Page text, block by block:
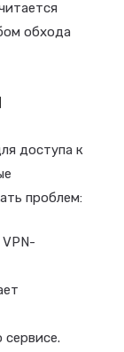
обхода
доступа к
проблем: